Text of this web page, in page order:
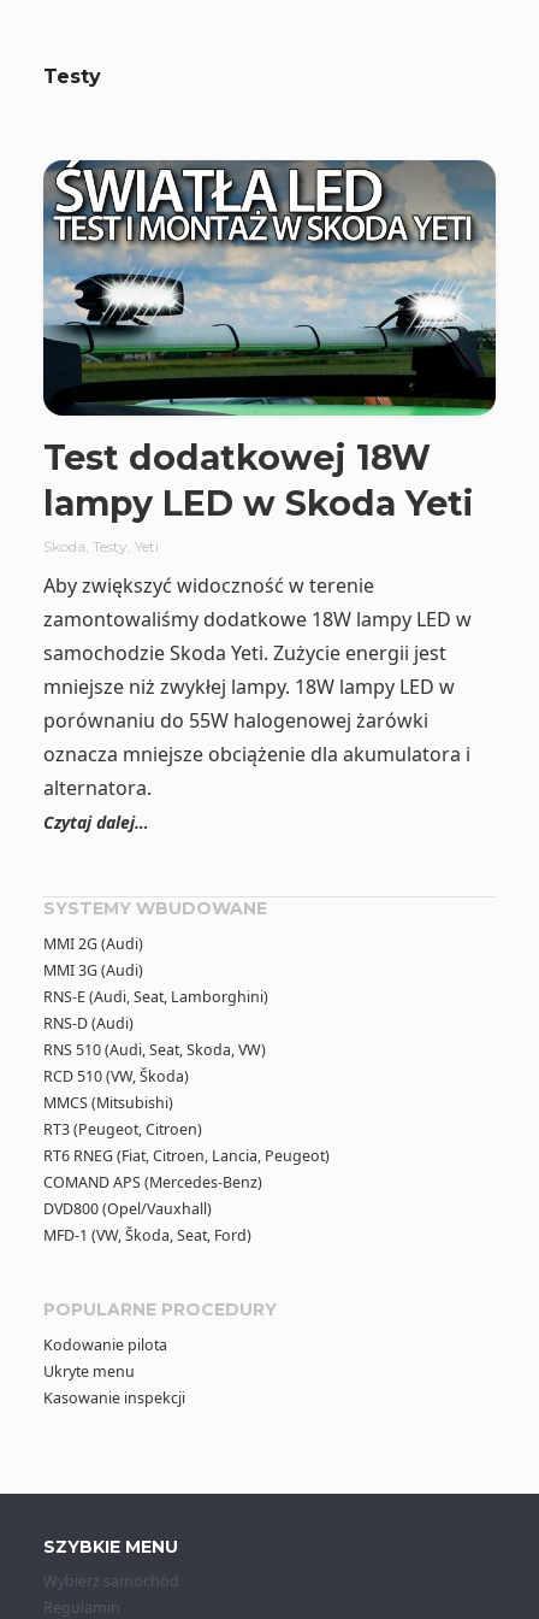
Testy
Test dodatkowej 18W
lampy LED w Skoda Yeti
Skoda Testy Yeti
Aby zwiększyć widoczność w terenie
zamontowaliśmy dodatkowe 18W lampy LED w
samochodzie Skoda Yeti. Zużycie energii jest
mniejsze niż zwykłej lampy. 18W lampy LED w
porównaniu do 55W halogenowej żarówki
oznacza mniejsze obciążenie dla akumulatora i
alternatora.
Czytaj dalej…
SYSTEMY WBUDOWANE
MMI 2G (Audi)
MMI 3G (Audi)
RNS-E (Audi, Seat, Lamborghini)
RNS-D (Audi)
RNS 510 (Audi, Seat, Skoda, VW)
RCD 510 (VW, Škoda)
MMCS (Mitsubishi)
RT3 (Peugeot, Citroen)
RT6 RNEG (Fiat, Citroen, Lancia, Peugeot)
COMAND APS (Mercedes-Benz)
DVD800 (Opel/Vauxhall)
MFD-1 (VW, Škoda, Seat, Ford)
POPULARNE PROCEDURY
Kodowanie pilota
Ukryte menu
Kasowanie inspekcji
SZYBKIE MENU
Wybierz samochód
Regulamin